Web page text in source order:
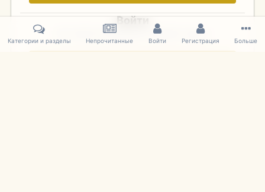
Войти
Уже зарегистрированы? Войдите здесь.
Категории и разделы Непрочитанные Войти Регистрация Больше